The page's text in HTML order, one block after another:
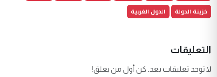
خزينة الدولة
الدول الغربية
التعليقات
لا توجد تعليقات بعد. كن أول من يعلق!